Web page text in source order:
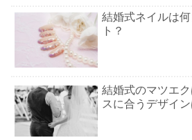
結婚式ネイルは
ト？
結婚式のマツエ
スに合うデザイン